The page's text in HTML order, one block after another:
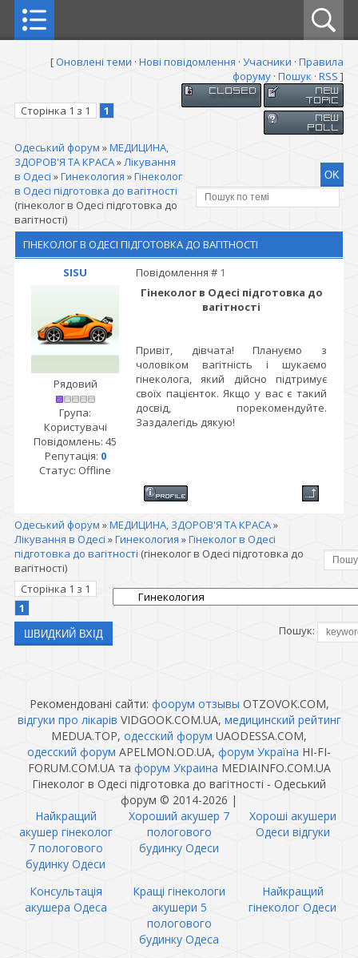
[Оновлені теми · Нові повідомлення · Учасники · Правила
форуму · Пошук · RSS ]
Сторінка 1 з 1 1
Одеський форум »МЕДИЦИНА,
ЗДОРОВ'Я ТА КРАСА»Лікування
в Одесі »Гинекология »Гінеколог
в Одесі підготовка до вагітності
(гінеколог в Одесі підготовка до
вагітності)
ГІНЕКОЛОГ В ОДЕСІ ПІДГОТОВКА ДО ВАГІТНОСТІ
SISU
Повідомлення # 1
Рядовий
Група:
Користувачі
Повідомлень: 45
Репутація: 0
Статус: Offline
Гінеколог в Одесі підготовка до
вагітності
Привіт, дівчата! Плануємо з
чоловіком вагітність і шукаємо
гінеколога, який дійсно підтримує
своїх пацієнток. Якщо у вас є такий
досвід, порекомендуйте.
Заздалегідь дякую!
Одеський форум »МЕДИЦИНА, ЗДОРОВ'Я ТА КРАСА»
Лікування в Одесі »Гинекология »Гінеколог в Одесі
підготовка до вагітності (гінеколог в Одесі підготовка до
вагітності)
Сторінка 1 з 1
1
Пошук:
Рекомендовані сайти: фоорум отзывы OTZOVOK.COM,
відгуки про лікарів VIDGOOK.COM.UA, медицинский рейтинг
MEDUA.TOP, одесский форум UAODESSA.COM,
одесский форум APELMON.OD.UA, форум Україна HI-FI-
FORUM.COM.UA та форум Украина MEDIAINFO.COM.UA
Гінеколог в Одесі підготовка до вагітності - Одеський
форум © 2014-2026 |
Найкращий
акушер гінеколог
7 пологового
будинку Одеси
Хороший акушер 7
пологового
будинку Одеси
Хороші акушери
Одеси відгуки
Консультація
акушера Одеса
Кращі гінекологи
акушери 5
пологового
будинку Одеса
Найкращий
гінеколог Одеси